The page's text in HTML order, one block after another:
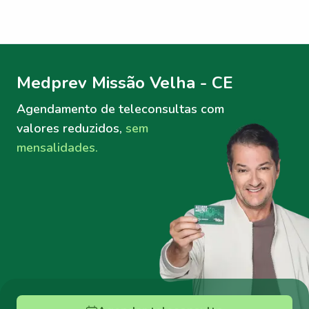
Medprev Missão Velha - CE
Agendamento de teleconsultas com
valores reduzidos, sem
mensalidades.